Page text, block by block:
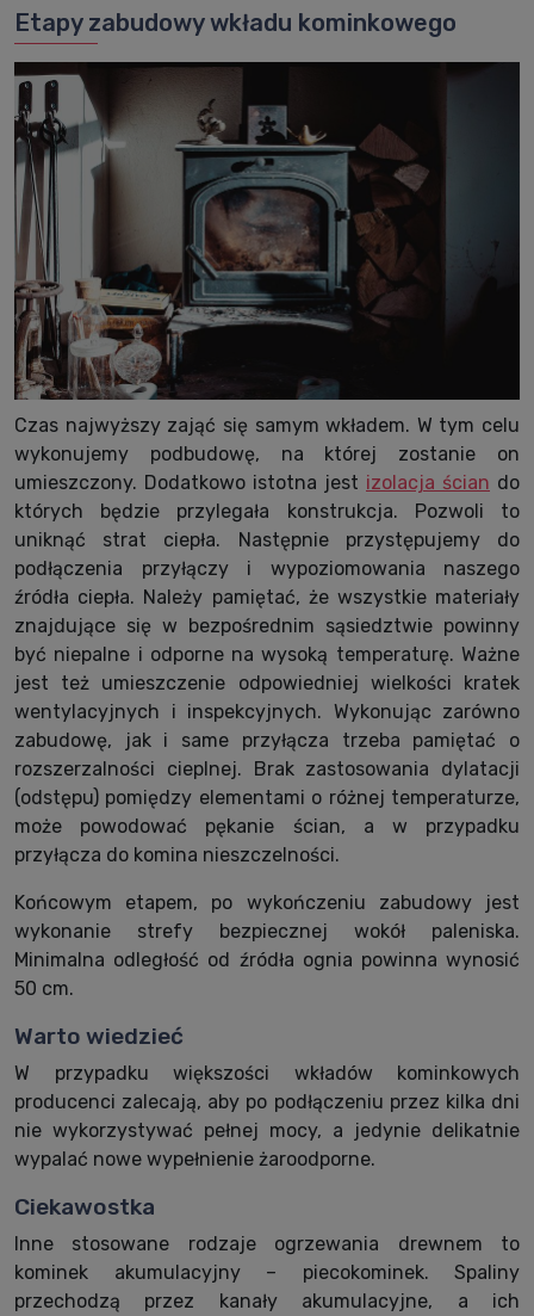
Etapy zabudowy wkładu kominkowego
Czas najwyższy zająć się samym wkładem. W tym celu
wykonujemy podbudowę, na której zostanie on
umieszczony. Dodatkowo istotna jest izolacja ścian do
których będzie przylegała konstrukcja. Pozwoli to
uniknąć strat ciepła. Następnie przystępujemy do
podłączenia przyłączy i wypoziomowania naszego
źródła ciepła. Należy pamiętać, że wszystkie materiały
znajdujące się w bezpośrednim sąsiedztwie powinny
być niepalne i odporne na wysoką temperaturę. Ważne
jest też umieszczenie odpowiedniej wielkości kratek
wentylacyjnych i inspekcyjnych. Wykonując zarówno
zabudowę, jak i same przyłącza trzeba pamiętać o
rozszerzalności cieplnej. Brak zastosowania dylatacji
(odstępu) pomiędzy elementami o różnej temperaturze,
może powodować pękanie ścian, a w przypadku
przyłącza do komina nieszczelności.
Końcowym etapem, po wykończeniu zabudowy jest
wykonanie strefy bezpiecznej wokół paleniska.
Minimalna odległość od źródła ognia powinna wynosić
50 cm.
Warto wiedzieć
W przypadku większości wkładów kominkowych
producenci zalecają, aby po podłączeniu przez kilka dni
nie wykorzystywać pełnej mocy, a jedynie delikatnie
wypalać nowe wypełnienie żaroodporne.
Ciekawostka
Inne stosowane rodzaje ogrzewania drewnem to
kominek akumulacyjny – piecokominek. Spaliny
przechodzą przez kanały akumulacyjne, a ich